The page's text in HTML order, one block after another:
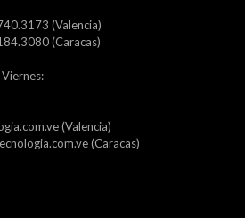
(Valencia)
(Caracas)
(Valencia)
(Caracas)